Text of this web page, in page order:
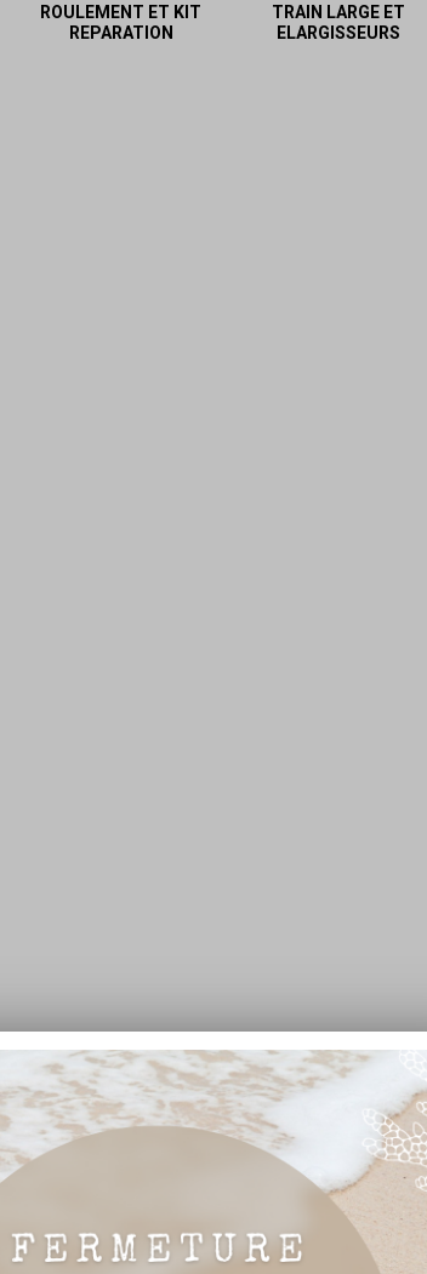
ROULEMENT ET KIT
REPARATION
TRAIN LARGE ET
ELARGISSEURS